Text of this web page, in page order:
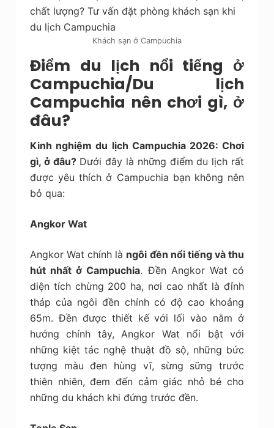
Khách sạn ở Campuchia
Điểm du lịch nổi tiếng ở
Campuchia/Du lịch
Campuchia nên chơi gì, ở
đâu?
Kinh nghiệm du lịch Campuchia 2026: Chơi
gì, ở đâu?Dưới đây là những điểm du lịch rất
được yêu thích ở Campuchia bạn không nên
bỏ qua:
Angkor Wat
Angkor Wat chính là ngôi đền nổi tiếng và thu
hút nhất ở Campuchia. Đền Angkor Wat có
diện tích chừng 200 ha, nơi cao nhất là đỉnh
tháp của ngôi đền chính có độ cao khoảng
65m. Đền được thiết kế với lối vào nằm ở
hướng chính tây, Angkor Wat nổi bật với
những kiệt tác nghệ thuật đồ sộ, những bức
tượng màu đen hùng vĩ, sừng sững trước
thiên nhiên, đem đến cảm giác nhỏ bé cho
những du khách khi đứng trước đền.